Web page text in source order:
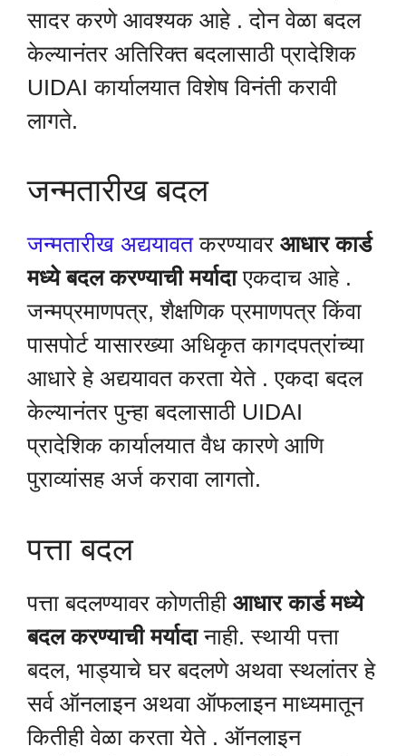
सादर करणे आवश्यक आहे . दोन वेळा बदल
केल्यानंतर अतिरिक्त बदलासाठी प्रादेशिक
UIDAI कार्यालयात विशेष विनंती करावी
लागते.
जन्मतारीख बदल
जन्मतारीख अद्ययावतकरण्यावर आधार कार्ड
मध्ये बदल करण्याची मर्यादाएकदाच आहे .
जन्मप्रमाणपत्र, शैक्षणिक प्रमाणपत्र किंवा
पासपोर्ट यासारख्या अधिकृत कागदपत्रांच्या
आधारे हे अद्ययावत करता येते . एकदा बदल
केल्यानंतर पुन्हा बदलासाठी UIDAI
प्रादेशिक कार्यालयात वैध कारणे आणि
पुराव्यांसह अर्ज करावा लागतो.
पत्ता बदल
पत्ता बदलण्यावर कोणतीही आधार कार्ड मध्ये
बदल करण्याची मर्यादानाही. स्थायी पत्ता
बदल, भाड्याचे घर बदलणे अथवा स्थलांतर हे
सर्व ऑनलाइन अथवा ऑफलाइन माध्यमातून
कितीही वेळा करता येते . ऑनलाइन